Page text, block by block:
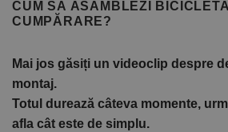
CUM SĂ ASAMBLEZI
CUMPĂRARE?
Mai jos găsiți un videoclip despre
montaj.
Totul durează câteva momente,
afla cât este de simplu.